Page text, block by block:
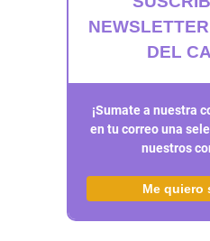
DEL
¡Sumate a nuestra
en tu correo una
nuestros
Me quiero